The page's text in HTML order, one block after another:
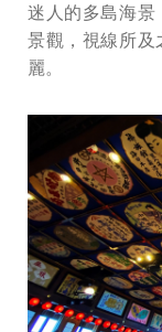
迷人的多島海景
景觀，視線所及
麗。